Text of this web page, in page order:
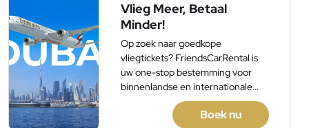
Vlieg Meer, Betaal
Minder!
Op zoek naar goedkope
vliegtickets? FriendsCarRental is
uw one-stop bestemming voor
binnenlandse en internationale
vluchtreserveringen.
Boek nu